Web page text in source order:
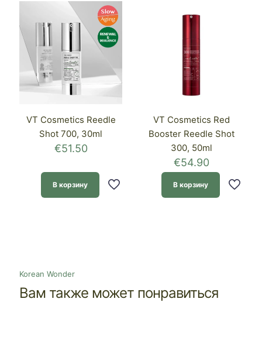
VT Cosmetics Reedle
Shot 700, 30ml
€51.50
В корзину
VT Cosmetics Red
Booster Reedle Shot
300, 50ml
€54.90
В корзину
Korean Wonder
Вам также может понравиться